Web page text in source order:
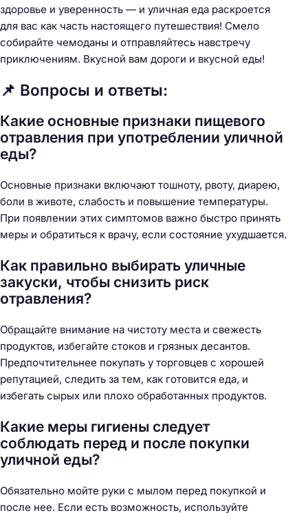
здоровье и уверенность — и уличная еда раскроется
для вас как часть настоящего путешествия! Смело
собирайте чемоданы и отправляйтесь навстречу
приключениям. Вкусной вам дороги и вкусной еды!
📌 Вопросы и ответы:
Какие основные признаки пищевого
отравления при употреблении уличной
еды?
Основные признаки включают тошноту, рвоту, диарею,
боли в животе, слабость и повышение температуры.
При появлении этих симптомов важно быстро принять
меры и обратиться к врачу, если состояние ухудшается.
Как правильно выбирать уличные
закуски, чтобы снизить риск
отравления?
Обращайте внимание на чистоту места и свежесть
продуктов, избегайте стоков и грязных десантов.
Предпочтительнее покупать у торговцев с хорошей
репутацией, следить за тем, как готовится еда, и
избегать сырых или плохо обработанных продуктов.
Какие меры гигиены следует
соблюдать перед и после покупки
уличной еды?
Обязательно мойте руки с мылом перед покупкой и
после нее. Если есть возможность, используйте